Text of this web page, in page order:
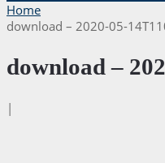
Home
download – 2020-05-
download –
|